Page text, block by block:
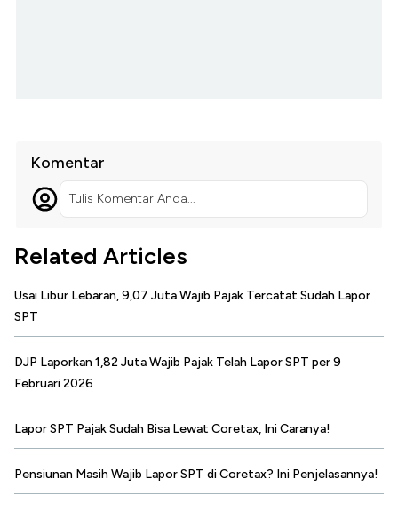
Komentar
Tulis Komentar Anda...
Related Articles
Usai Libur Lebaran, 9,07 Juta Wajib Pajak Tercatat Sudah Lapor
SPT
DJP Laporkan 1,82 Juta Wajib Pajak Telah Lapor SPT per 9
Februari 2026
Lapor SPT Pajak Sudah Bisa Lewat Coretax, Ini Caranya!
Pensiunan Masih Wajib Lapor SPT di Coretax? Ini Penjelasannya!